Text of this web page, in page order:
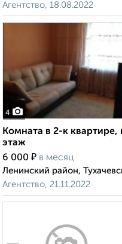
Агентство, 18.08.2022
4
Комната в 2-к
этаж
6 000 ₽ в месяц
Ленинский район,
Агентство, 21.11.2022